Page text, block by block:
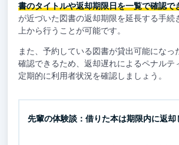
書のタイトルや返却期限日を一覧で確認で
が近づいた図書の返却期限を延長する手続
上から行うことが可能です。
また、予約している図書が貸出可能になっ
確認できるため、返却遅れによるペナルテ
定期的に利用者状況を確認しましょう。
先輩の体験談：借りた本は期限内に返却